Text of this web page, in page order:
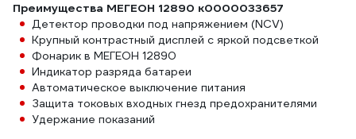
Преимущества МЕГЕОН 12890 к0000033657
Детектор проводки под напряжением (NCV)
Крупный контрастный дисплей c яркой подсветкой
Фонарик в МЕГЕОН 12890
Индикатор разряда батареи
Автоматическое выключение питания
Защита токовых входных гнезд предохранителями
Удержание показаний